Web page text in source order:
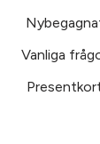
Vanliga